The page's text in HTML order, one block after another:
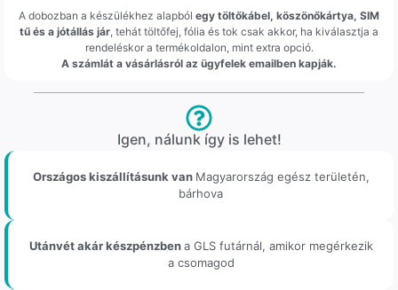
A dobozban a készülékhez alapból egy töltőkábel, köszönőkártya, SIM
tű és a jótállás jár , tehát töltőfej, fólia és tok csak akkor, ha kiválasztja a
rendeléskor a termékoldalon, mint extra opció.
A számlát a vásárlásról az ügyfelek emailben kapják.
Igen, nálunk így is lehet!
Országos kiszállításunk van Magyarország egész területén,
bárhova
Utánvét akár készpénzbena GLS futárnál, amikor megérkezik
a csomagod